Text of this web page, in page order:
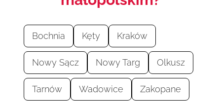
Bochnia Kęty Kraków
Nowy Sącz Nowy Targ Olkusz
Tarnów Wadowice Zakopane